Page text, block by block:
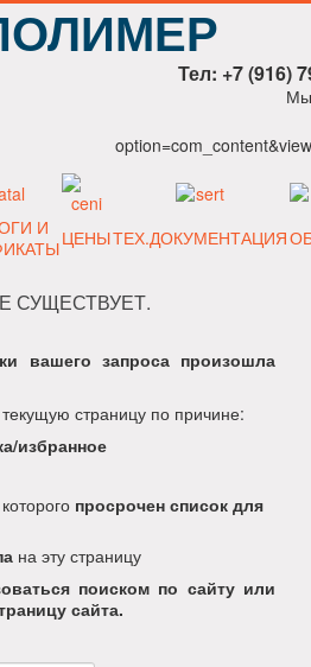
Тел: +7 (916)
Мы
И
ЦЕНЫТЕХ.ДОКУМЕНТАЦИЯ
СУЩЕСТВУЕТ.
вашего запроса произошла
страницу по причине:
избранное
просрочен список для
на эту страницу
поиском по сайту или
сайта.